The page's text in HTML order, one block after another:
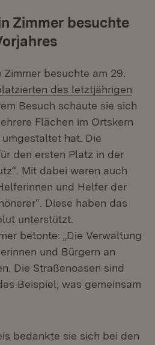
Zimmer besuchte
besuchte am 29.
des letztjährigen
Besuch schaute sie sich
Flächen im Ortskern
hat. Die
den ersten Platz in der
Mit dabei waren auch
und Helfer der
Diese haben das
unterstützt.
betonte: „Die Verwaltung
und Bürgern an
Die Straßenoasen sind
Beispiel, was gemeinsam
bedankte sie sich bei den